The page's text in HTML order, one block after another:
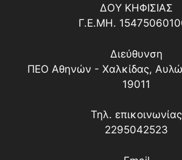
ΔΟY ΚΗΦΙΣΙΑΣ
Γ.Ε.ΜΗ.
Διεύθυνση
ΠΕΟ Αθηνών - Χαλκίδας,
19011
Τηλ. επικοινωνίας
2295042523